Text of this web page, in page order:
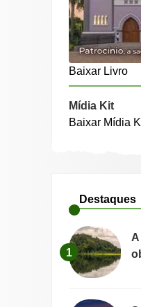
Baixar Livro
Mídia Kit
Baixar Mídia
Destaques
1